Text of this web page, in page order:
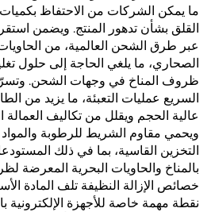
ما يمكن الشركات من الاحتفاظ
القلق بشأن تدهور المنتج. ويضمن
عبر طرق الشحن العالمية، من الحاويات
الصحاري، ما يلغي الحاجة إلى حلول
ظروف المناخ في وجهات الشحن.
السريع عمليات التعبئة، ما يزيد من
عالية الحجم ويقلل من تكاليف العمالة
ويحمي مقاوم الشريط للرطوبة والمواد
التخزين القاسية، بما في ذلك
بالمناخ والحاويات البحرية المعرضة
خصائص الإزالة النظيفة تلف المادة
نقطة مهمة خاصة للأجهزة الإلكترونية